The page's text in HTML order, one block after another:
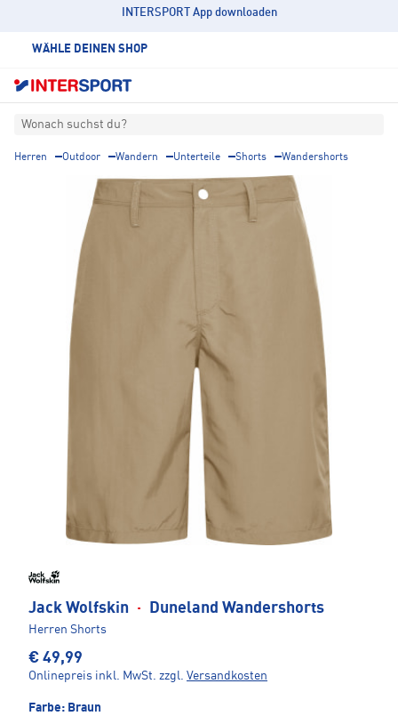
INTERSPORT App downloaden
WÄHLE DEINEN SHOP
Wonach suchst du?
Herren Outdoor Wandern Unterteile Shorts Wandershorts
Jack Wolfskin · Duneland Wandershorts
Herren Shorts
€ 49,99
Onlinepreis inkl. MwSt. zzgl. Versandkosten
Farbe: Braun